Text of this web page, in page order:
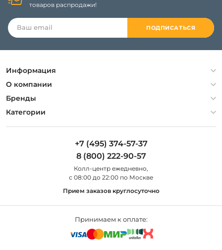
товаров распродажи!
ПОДПИСАТЬСЯ
Информация
Политика конфиденциальности
Гарантия
Оплата и доставка
О компании
О компании
Контакты
Бренды
Artelamp
Категории
Люстры
Уличные светильники
+7 (495) 374-57-37
8 (800) 222-90-57
Колл-центр eжедневно,
с 08:00 до 22:00 по Москве
Прием заказов круглосуточно
Принимаем к оплате: